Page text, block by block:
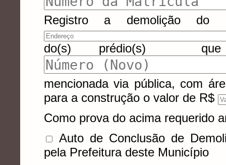
Registro a demolição
do(s) prédio(s) que
mencionada via pública, com
para a construção o valor de R$
Como prova do acima requerido
Auto de Conclusão de
pela Prefeitura deste Município